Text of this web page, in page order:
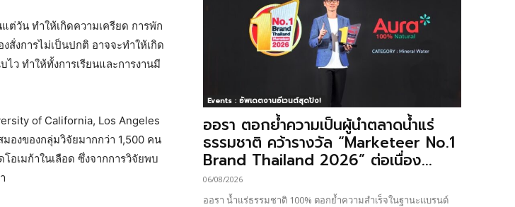
ต่วัน ทำให้เกิดความเครียด การพัก
สั่งการไม่เป็นปกติ อาจจะทำให้เกิด
ว ทำให้ทั้งการเรียนและการงานมี
of California, Los Angeles
องของกลุ่มวิจัยมากกว่า 1,500 คน
เมก้าในเลือด ซึ่งจากการวิจัยพบ
Events : อัพเดตงานอีเวนต์สุดปัง!
ออรา ตอกย้ำความเป็นผู้นำตลาดน้ำแร่
ธรรมชาติ คว้ารางวัล “Marketeer No.1
Brand Thailand 2026” ต่อเนื่อง...
06/08/2026
ออรา น้ำแร่ธรรมชาติ 100% ตอกย้ำความสำเร็จในฐานะแบรนด์